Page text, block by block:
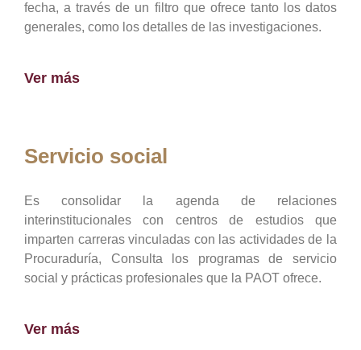
fecha, a través de un filtro que ofrece tanto los datos
generales, como los detalles de las investigaciones.
Ver más
Servicio social
Es consolidar la agenda de relaciones
interinstitucionales con centros de estudios que
imparten carreras vinculadas con las actividades de la
Procuraduría, Consulta los programas de servicio
social y prácticas profesionales que la PAOT ofrece.
Ver más